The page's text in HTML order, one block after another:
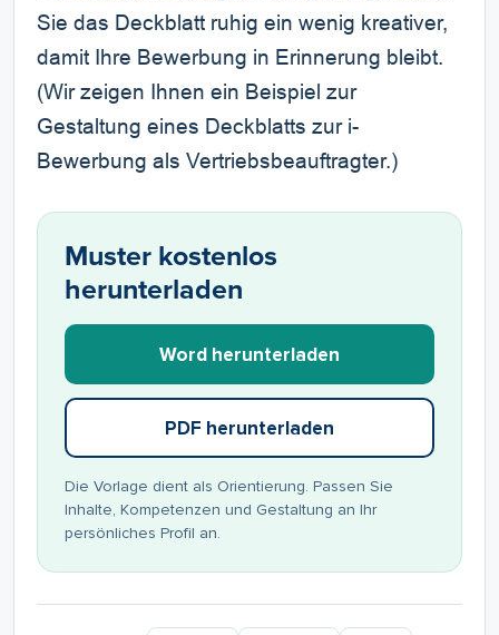
Sie das Deckblatt ruhig ein wenig kreativer,
damit Ihre Bewerbung in Erinnerung bleibt.
(Wir zeigen Ihnen ein Beispiel zur
Gestaltung eines Deckblatts zur i-
Bewerbung als Vertriebsbeauftragter.)
Muster kostenlos
herunterladen
Word herunterladen
PDF herunterladen
Die Vorlage dient als Orientierung. Passen Sie
Inhalte, Kompetenzen und Gestaltung an Ihr
persönliches Profil an.